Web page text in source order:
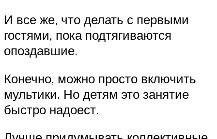
И все же, что делать с первыми
гостями, пока подтягиваются
опоздавшие.
Конечно, можно просто включить
мультики. Но детям это занятие
быстро надоест.